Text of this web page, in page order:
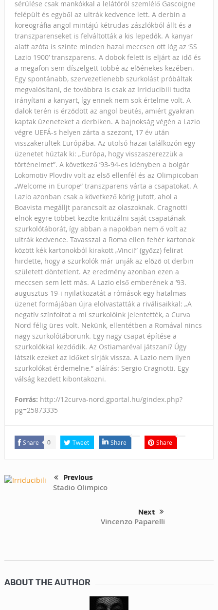
sérülése csak mankókkal a lelátóról szemlélő Gascoigne
felépült és egyből az ultrák kedvence lett. A derbin a
koreográfia angol mintájú kétrudas zászlókból állt és a
transzparenseket is felváltották a kis lepedők. A kanyar
alatt azóta is szinte minden hazai meccsen ott lóg az ‘SS
Lazio 1900’ transzparens. A dobok felett is eljárt az idő és
a megafon sem díszelgett többé az előénekes kezében.
Egy spontánabb, szervezetlenebb szurkolást próbáltak
megvalósítani, de továbbra is csak az Irriducibili tudta
irányítani a kanyart, így ennek nem sok értelme volt. A
dalok terén is érződött az angol beütés, amiért gyakran
kaptak üzeneteket a derbiken. A bajnokság végén a Lazio
végre UEFÁ-s helyen zárta a szezont, 17 év után
visszakerültek Európába. Az utolsó hazai találkozón egy
üzenetet húztak ki: „Európa, hogy visszaszerezzük a
történelmet”. A következő ’93-94-es idényben a bolgár
Lokomotiv Plovdiv volt az első ellenfél és az Olimpicoban
„Welcome in Europe” transzparens várta a csapatokat. A
Lazio azonban csak a következő körig jutott, ahol a
Boavista megálljt parancsolt az olaszoknak. Cragnotti
elnök egyre többet kezdte kritizálni saját csapatának
szurkolótáborát, így abban a napokban nem ő volt az
ultrák kedvence. Tavasszal a Roma ellen fehér kartonok
között kék kartonokból kirakott „Vinci!” (győzz) felirat
hirdette, hogy a szurkolók már unják az előző öt derbin
született döntetlent. Az eredmény azonban ezen a
meccsen sem lett más. A Lazio első emberének a ’93.
augusztus 19-i nyilatkozatát a rómások egy hatalmas
üzenet formájában újra elolvastatták a riválisaikkal: „A
negatív színfoltot a mi szurkolóink jelentették, a Curva
Nord félig üres volt. Nekünk, ellentétben a Romával nincs
nagy szurkolótáborunk. Egy nagy csapat építése a
szurkolókkal kezdődik. Az Ostiamaréval játszani? Úgy
látszik ezeket az időket sírják vissza. A Lazio nem ilyen
szurkolókat érdemelne.” aláírás: Sergio Cragnotti. Egy
válság kezdett kibontakozni.
Forrás: http://12curva-nord.gportal.hu/gindex.php?
pg=25873335
Share 0 Tweet Share Share
Previous
Stadio Olimpico
Next
Vincenzo Paparelli
ABOUT THE AUTHOR